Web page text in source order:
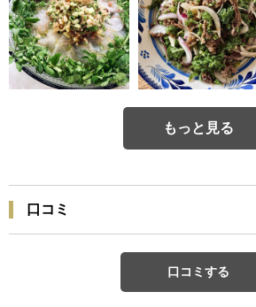
もっと見る
口コミ
口コミする